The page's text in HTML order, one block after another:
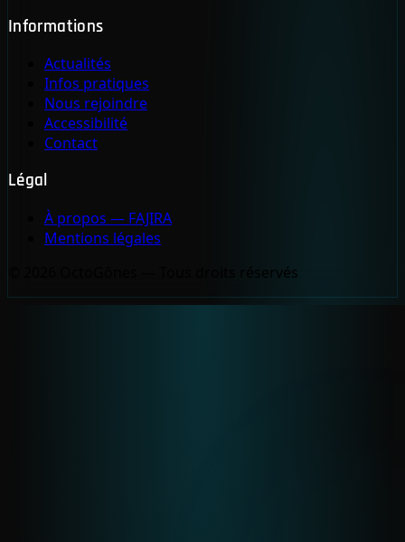
Informations
Actualités
Infos pratiques
Nous rejoindre
Accessibilité
Contact
Légal
À propos — FAJIRA
Mentions légales
© 2026 OctoGônes — Tous droits réservés